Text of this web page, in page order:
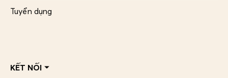
Tuyển dụng
KẾT NỐI